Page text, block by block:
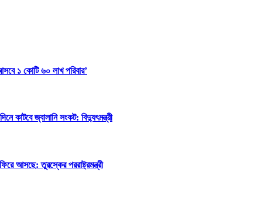
১ কোটি ৬০ লাখ পরিবার’
কাটবে জ্বালানি সংকট: বিদ্যুৎমন্ত্রী
আসছে: তুরস্কের পররাষ্ট্রমন্ত্রী